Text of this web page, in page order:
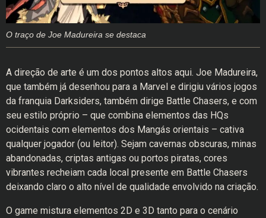
O traço de Joe Madureira se destaca
A direção de arte é um dos pontos altos aqui. Joe Madureira,
que também já desenhou para a Marvel e dirigiu vários jogos
da franquia Darksiders, também dirige Battle Chasers, e com
seu estilo próprio – que combina elementos das HQs
ocidentais com elementos dos Mangás orientais – cativa
qualquer jogador (ou leitor). Sejam cavernas obscuras, minas
abandonadas, criptas antigas ou portos piratas, cores
vibrantes recheiam cada local presente em Battle Chasers
deixando claro o alto nível de qualidade envolvido na criação.
O game mistura elementos 2D e 3D tanto para o cenário